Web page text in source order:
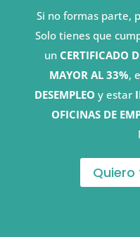
Si no formas parte,
Solo tienes que
un CERTIFICADO
MAYOR AL 33%,
DESEMPLEO y estar
OFICINAS DE